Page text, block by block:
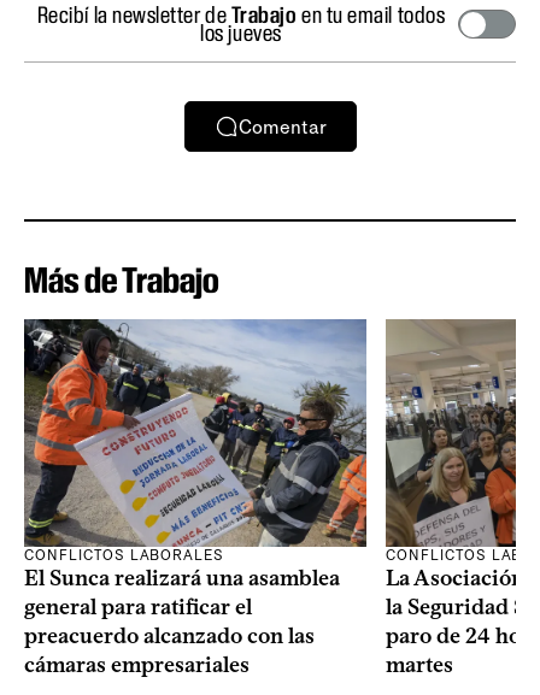
Recibí la newsletter deTrabajo en tu email todos
los jueves
Comentar
Más de Trabajo
CONFLICTOS LABORALES
El Sunca realizará una asamblea
general para ratificar el
preacuerdo alcanzado con las
cámaras empresariales
CONFLICTOS
La Asociación
la Seguridad
paro de 24
martes